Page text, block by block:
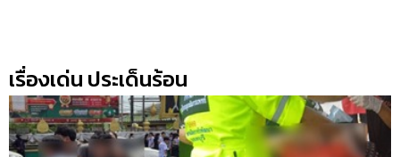
เรื่องเด่น ประเด็นร้อน